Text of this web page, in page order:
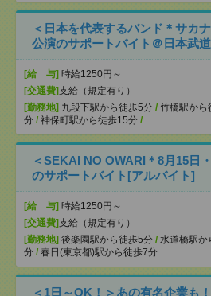
＜日本を代表するバンド＊サカ
公演のサポートバイト＠日本武
[給 与] 時給1250円～
[交通費]支給（規定有り）
[勤務地] 九段下駅から徒歩5分 / 竹橋駅から
分 / 神保町駅から徒歩15分 / …
＜SEKAI NO OWARI＊8月15日
のサポートバイト[アルバイト]
[給 与] 時給1250円～
[交通費]支給（規定有り）
[勤務地] 後楽園駅から徒歩5分 / 水道橋駅か
分 / 春日(東京都)駅から徒歩7分
＜1日～OK！＞あの有名企業も